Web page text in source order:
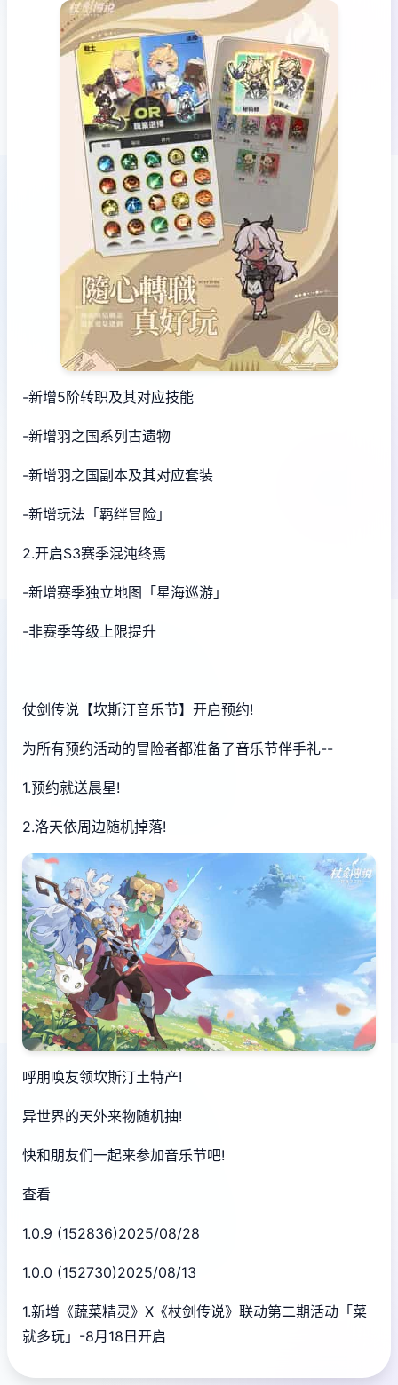
-新增5阶转职及其对应技能
-新增羽之国系列古遗物
-新增羽之国副本及其对应套装
-新增玩法「羁绊冒险」
2.开启S3赛季混沌终焉
-新增赛季独立地图「星海巡游」
-非赛季等级上限提升
仗剑传说【坎斯汀音乐节】开启预约!
为所有预约活动的冒险者都准备了音乐节伴手礼--
1.预约就送晨星!
2.洛天依周边随机掉落!
呼朋唤友领坎斯汀土特产!
异世界的天外来物随机抽!
快和朋友们一起来参加音乐节吧!
查看
1.0.9 (152836)2025/08/28
1.0.0 (152730)2025/08/13
1.新增《蔬菜精灵》X《杖剑传说》联动第二期活动「菜
就多玩」-8月18日开启